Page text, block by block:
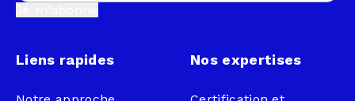
Liens rapides Nos expertises